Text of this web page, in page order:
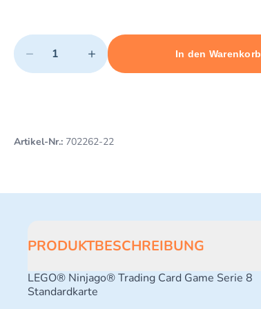
Quantity
− +
Minimum quantity: 1 Maximum quantity: 10
In den Warenkorb
Add 1 item to cart
Artikel-Nr.: 702262-22
PRODUKTBESCHREIBUNG
LEGO® Ninjago® Trading Card Game Serie 8
Standardkarte